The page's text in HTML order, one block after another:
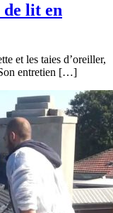
de lit en
et les taies d’oreiller,
entretien […]